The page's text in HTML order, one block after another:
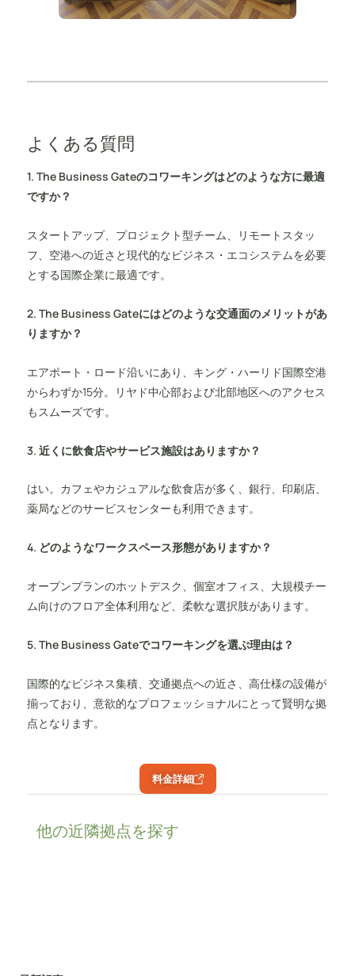
よくある質問
1. The Business Gateのコワーキングはどのような方に最適
ですか？
スタートアップ、プロジェクト型チーム、リモートスタッ
フ、空港への近さと現代的なビジネス・エコシステムを必要
とする国際企業に最適です。
2. The Business Gateにはどのような交通面のメリットがあ
りますか？
エアポート・ロード沿いにあり、キング・ハーリド国際空港
からわずか15分。リヤド中心部および北部地区へのアクセス
もスムーズです。
3. 近くに飲食店やサービス施設はありますか？
はい。カフェやカジュアルな飲食店が多く、銀行、印刷店、
薬局などのサービスセンターも利用できます。
4. どのようなワークスペース形態がありますか？
オープンプランのホットデスク、個室オフィス、大規模チー
ム向けのフロア全体利用など、柔軟な選択肢があります。
5. The Business Gateでコワーキングを選ぶ理由は？
国際的なビジネス集積、交通拠点への近さ、高仕様の設備が
揃っており、意欲的なプロフェッショナルにとって賢明な拠
点となります。
料金詳細
他の近隣拠点を探す